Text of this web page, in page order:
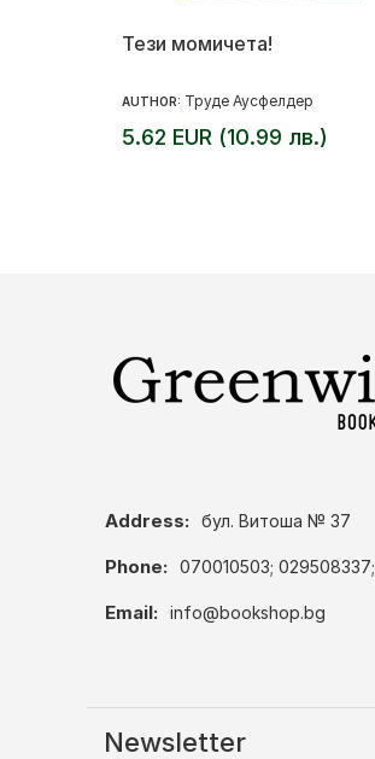
Тези момичета!
AUTHOR: Труде Аусфелдер
5.62 EUR (10.99 лв.)
Address: бул. Витоша № 37
Phone: 070010503; 029508337;
Email: info@bookshop.bg
Newsletter